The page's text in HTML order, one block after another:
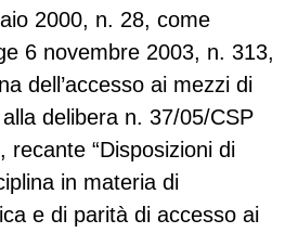
2000, n. 28, come
6 novembre 2003, n. 313,
dell’accesso ai mezzi di
delibera n. 37/05/CSP
recante “Disposizioni di
in materia di
e di parità di accesso ai